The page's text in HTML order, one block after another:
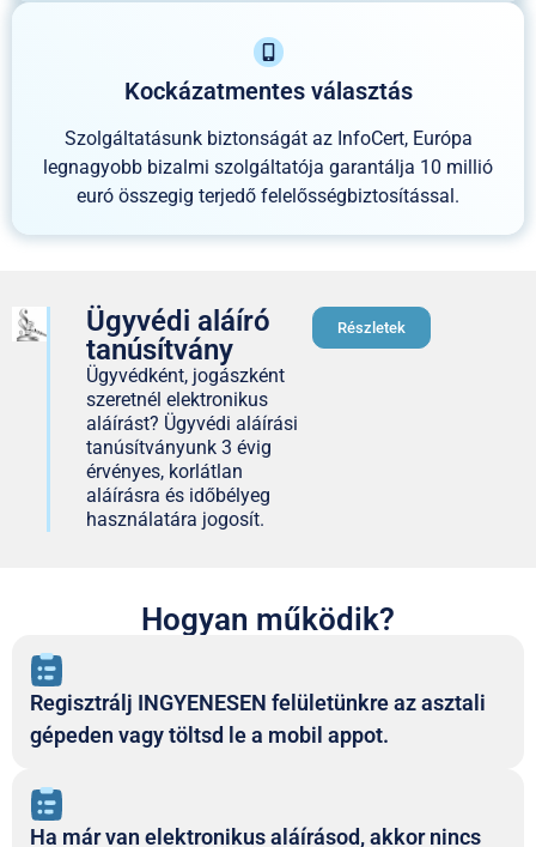
Kockázatmentes választás
Szolgáltatásunk biztonságát az InfoCert, Európa
legnagyobb bizalmi szolgáltatója garantálja 10 millió
euró összegig terjedő felelősségbiztosítással.
Ügyvédi aláíró
tanúsítvány
Ügyvédként, jogászként
szeretnél elektronikus
aláírást? Ügyvédi aláírási
tanúsítványunk 3 évig
érvényes, korlátlan
aláírásra és időbélyeg
használatára jogosít.
Részletek
Hogyan működik?
Regisztrálj INGYENESEN felületünkre az asztali
gépeden vagy töltsd le a mobil appot.
Ha már van elektronikus aláírásod, akkor nincs